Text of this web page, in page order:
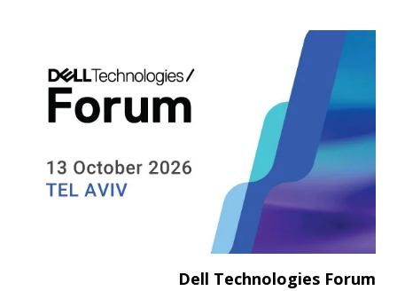
Dell Technologies Forum